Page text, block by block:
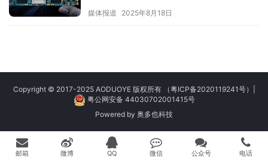
展 AI 技术
媒体报道 2025年8月18日
Copyright © 2017-2025 AODUOYE 版权所有 （粤ICP备2020119241号）
粤公网安备 44030702001415号
Powered by 奥多也科技
邮箱 微博 QQ 微信 公众号 电话